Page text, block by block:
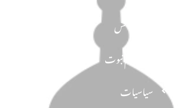
دین و دانش
تحفظ ختم نبوت
سیاسیات